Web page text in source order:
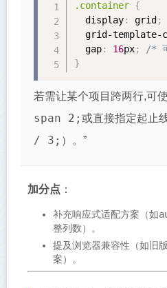
.container {
display: grid ;
grid-template-
gap: 16px;
/*
}
若需让某个项目跨两行,可
span 2; 或直接指定起止
/ 3; ）。”
加分点 ：
补充响应式适配方案（如
整列数）。
提及浏览器兼容性（如旧
案）。